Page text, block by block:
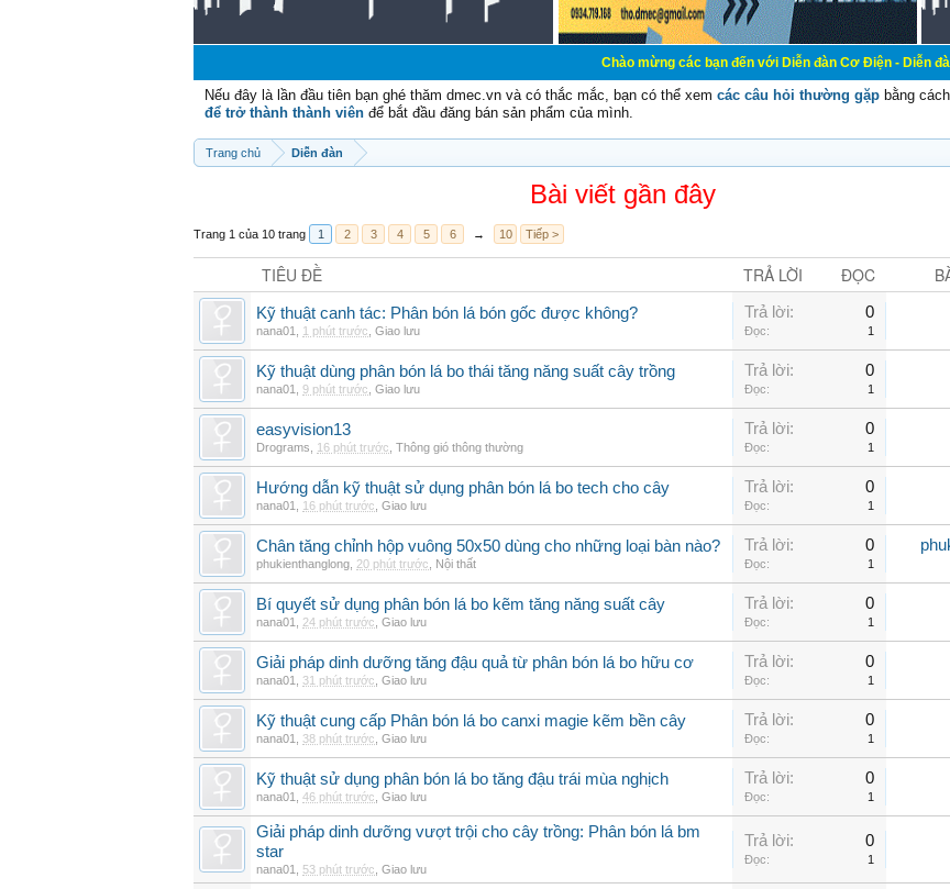
Chào mừng các bạn đến với Diễn đàn Cơ Điện - Diễn đàn Cơ
Nếu đây là lần đầu tiên bạn ghé thăm dmec.vn và có thắc mắc, bạn có thể xem các câu hỏi thường gặp bằng
để trở thành thành viên để bắt đầu đăng bán sản phẩm của mình.
Trang chủ Diễn đàn
Bài viết gần đây
Trang 1 của 10 trang 1 2 3 4 5 6 → 10 Tiếp >
TIÊU ĐỀ TRẢ LỜI ĐỌC
Kỹ thuật canh tác: Phân bón lá bón gốc được không?
nana01 1 phút trước Giao lưu
Trả lời: 0
Đọc: 1
Kỹ thuật dùng phân bón lá bo thái tăng năng suất cây trồng
nana01 9 phút trước Giao lưu
Trả lời: 0
Đọc: 1
easyvision13
Drograms 16 phút trước Thông gió thông thường
Trả lời: 0
Đọc: 1
Hướng dẫn kỹ thuật sử dụng phân bón lá bo tech cho cây
nana01 16 phút trước Giao lưu
Trả lời: 0
Đọc: 1
Chân tăng chỉnh hộp vuông 50x50 dùng cho những loại bàn nào?
phukienthanglong 20 phút trước Nội thất
Trả lời: 0
Đọc: 1
Bí quyết sử dụng phân bón lá bo kẽm tăng năng suất cây
nana01 24 phút trước Giao lưu
Trả lời: 0
Đọc: 1
Giải pháp dinh dưỡng tăng đậu quả từ phân bón lá bo hữu cơ
nana01 31 phút trước Giao lưu
Trả lời: 0
Đọc: 1
Kỹ thuật cung cấp Phân bón lá bo canxi magie kẽm bền cây
nana01 38 phút trước Giao lưu
Trả lời: 0
Đọc: 1
Kỹ thuật sử dụng phân bón lá bo tăng đậu trái mùa nghịch
nana01 46 phút trước Giao lưu
Trả lời: 0
Đọc: 1
Giải pháp dinh dưỡng vượt trội cho cây trồng: Phân bón lá bm
star
nana01 53 phút trước Giao lưu
Trả lời: 0
Đọc: 1